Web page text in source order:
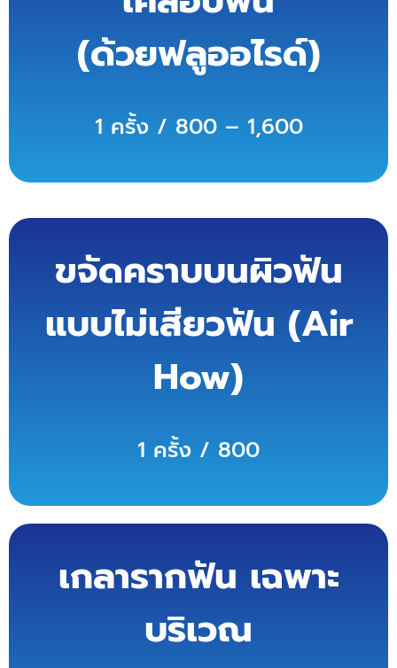
(ด้วยฟลูออไรด์)
1 ครั้ง / 800 – 1,600
ขจัดคราบบนผิวฟัน
แบบไม่เสียวฟัน (Air
How)
1 ครั้ง / 800
เกลารากฟัน เฉพาะ
บริเวณ